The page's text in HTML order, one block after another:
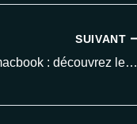
SUIVANT
Touche option macbook : découvrez les fonctions cachées qui décuplent votre productivité en 2025